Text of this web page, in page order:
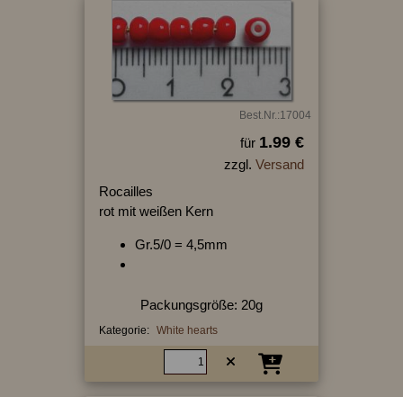
Best.Nr.:17004
für 1.99 €
zzgl. Versand
Rocailles
rot mit weißen Kern
Gr.5/0 = 4,5mm
Packungsgröße: 20g
Kategorie: White hearts